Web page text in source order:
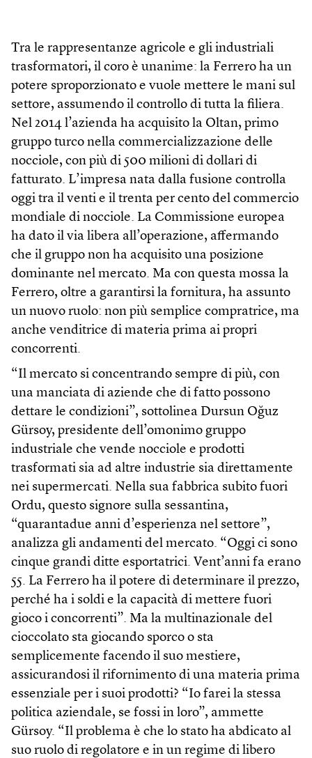
Tra le rappresentanze agricole e gli industriali
trasformatori, il coro è unanime: la Ferrero ha un
potere sproporzionato e vuole mettere le mani sul
settore, assumendo il controllo di tutta la filiera.
Nel 2014 l’azienda ha acquisito la Oltan, primo
gruppo turco nella commercializzazione delle
nocciole, con più di 500 milioni di dollari di
fatturato. L’impresa nata dalla fusione controlla
oggi tra il venti e il trenta per cento del commercio
mondiale di nocciole. La Commissione europea
ha dato il via libera all’operazione, affermando
che il gruppo non ha acquisito una posizione
dominante nel mercato. Ma con questa mossa la
Ferrero, oltre a garantirsi la fornitura, ha assunto
un nuovo ruolo: non più semplice compratrice, ma
anche venditrice di materia prima ai propri
concorrenti.
“Il mercato si concentrando sempre di più, con
una manciata di aziende che di fatto possono
dettare le condizioni”, sottolinea Dursun Oğuz
Gürsoy, presidente dell’omonimo gruppo
industriale che vende nocciole e prodotti
trasformati sia ad altre industrie sia direttamente
nei supermercati. Nella sua fabbrica subito fuori
Ordu, questo signore sulla sessantina,
“quarantadue anni d’esperienza nel settore”,
analizza gli andamenti del mercato. “Oggi ci sono
cinque grandi ditte esportatrici. Vent’anni fa erano
55. La Ferrero ha il potere di determinare il prezzo,
perché ha i soldi e la capacità di mettere fuori
gioco i concorrenti”. Ma la multinazionale del
cioccolato sta giocando sporco o sta
semplicemente facendo il suo mestiere,
assicurandosi il rifornimento di una materia prima
essenziale per i suoi prodotti? “Io farei la stessa
politica aziendale, se fossi in loro”, ammette
Gürsoy. “Il problema è che lo stato ha abdicato al
suo ruolo di regolatore e in un regime di libero